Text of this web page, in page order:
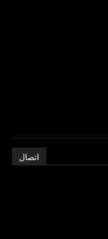
اتصال